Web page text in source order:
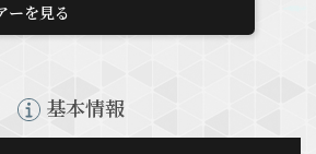
ーを見る
基本情報